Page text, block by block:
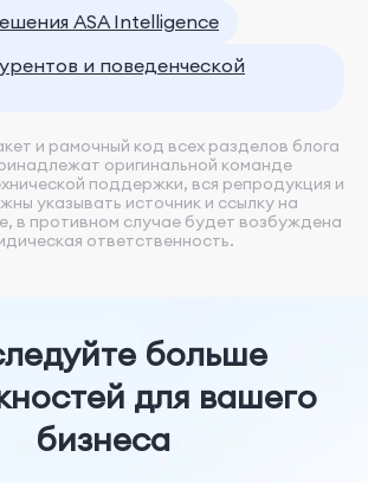
ASA Intelligence
и поведенческой
и рамочный код всех разделов блога
оригинальной команде
поддержки, вся репродукция и
указывать источник и ссылку на
в противном случае будет возбуждена
ответственность.
больше
для вашего
бизнеса